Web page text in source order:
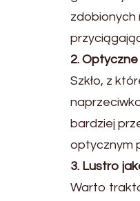
zdobionych
2.
Szkło, z
bardziej
optycznym
3. Lustro
Warto